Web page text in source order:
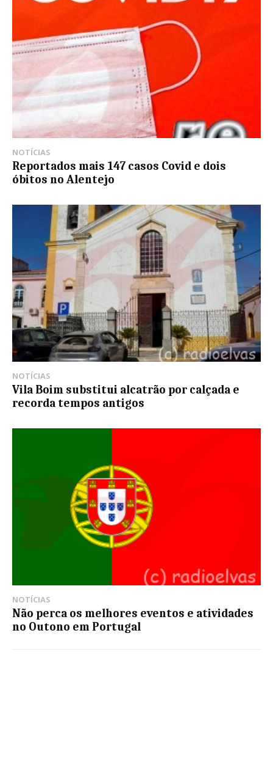
NOTÍCIAS
Reportados mais 147 casos Covid e dois
óbitos no Alentejo
NOTÍCIAS
Vila Boim substitui alcatrão por calçada e
recorda tempos antigos
NOTÍCIAS
Não perca os melhores eventos e atividades
no Outono em Portugal